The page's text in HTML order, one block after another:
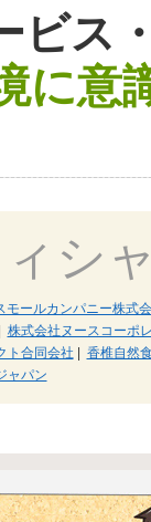
ビス
に意
シ
モールカンパニー株式
株式会社ヌースコーポ
ト合同会社
香椎自然
ャパン